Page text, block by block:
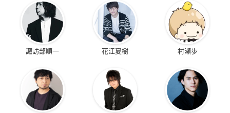
諏訪部順一 花江夏樹 村瀬歩